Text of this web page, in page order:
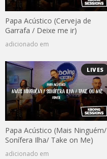
Papa Acústico (Cerveja de
Garrafa / Deixe me ir)
adicionado em
LIVES
Papa Acústico (Mais Ninguém/
Sonífera Ilha/ Take on Me)
adicionado em